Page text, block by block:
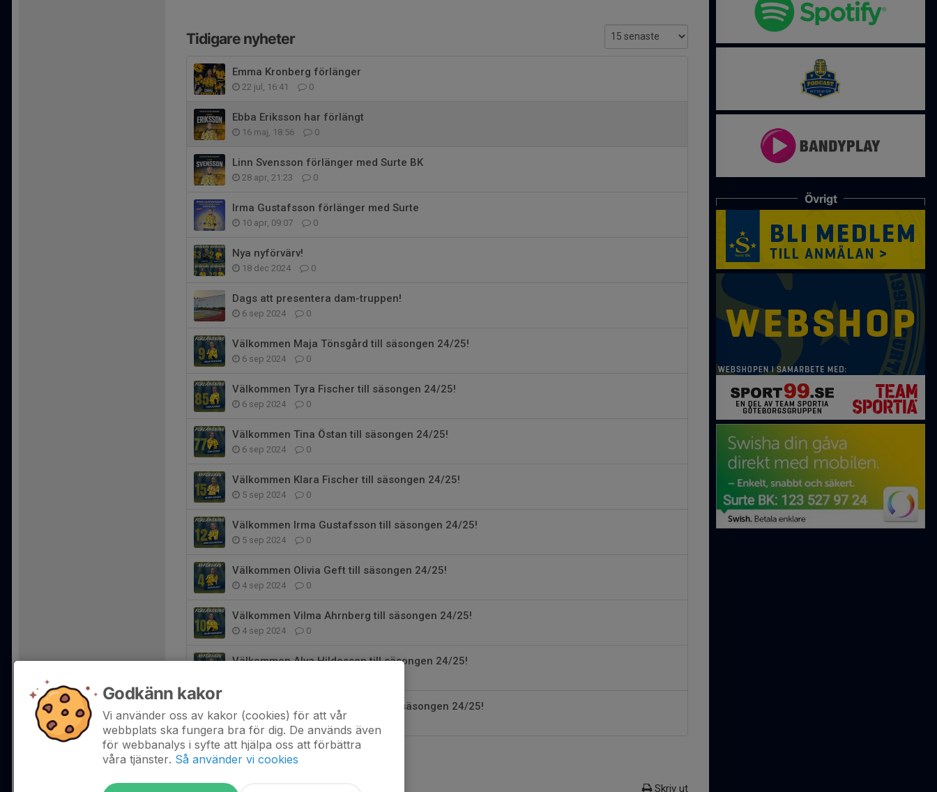
Tidigare nyheter
Emma Kronberg förlänger
22 jul, 16:41 0
Ebba Eriksson har förlängt
16 maj, 18:56 0
Linn Svensson förlänger med Surte BK
28 apr, 21:23 0
Irma Gustafsson förlänger med Surte
10 apr, 09:07 0
Nya nyförvärv!
18 dec 2024 0
Dags att presentera dam-truppen!
6 sep 2024 0
Välkommen Maja Tönsgård till säsongen 24/25!
6 sep 2024 0
Välkommen Tyra Fischer till säsongen 24/25!
6 sep 2024 0
Välkommen Tina Östan till säsongen 24/25!
6 sep 2024 0
Välkommen Klara Fischer till säsongen 24/25!
5 sep 2024 0
Välkommen Irma Gustafsson till säsongen 24/25!
5 sep 2024 0
Välkommen Olivia Geft till säsongen 24/25!
4 sep 2024 0
Välkommen Vilma Ahrnberg till säsongen 24/25!
4 sep 2024 0
Välkommen Alva Hildesson till säsongen 24/25!
Välkommen Amanda Egemalm till säsongen 24/25!
3 sep 2024 0
Skriv ut
Övrigt
Godkänn kakor
Vi använder oss av kakor (cookies) för att vår
webbplats ska fungera bra för dig. De används även
för webbanalys i syfte att hjälpa oss att förbättra
våra tjänster. Så använder vi cookies